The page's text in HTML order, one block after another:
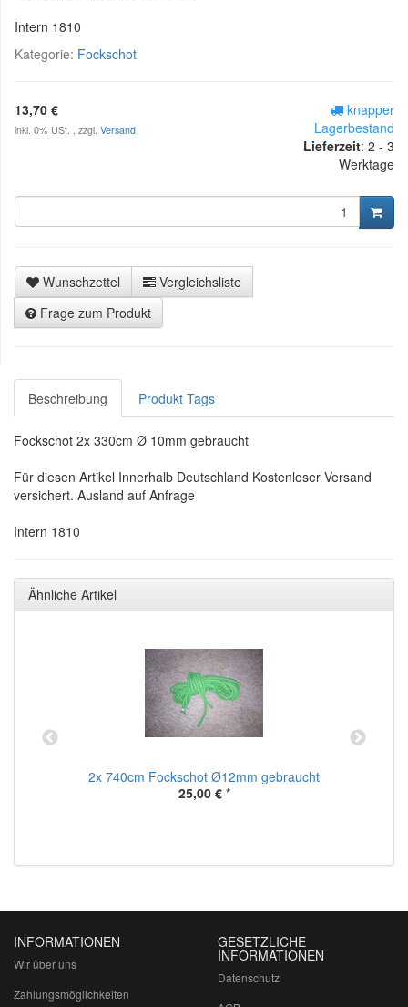
Intern 1810
Kategorie: Fockschot
13,70 €
inkl. 0% USt. , zzgl. Versand
knapper
Lagerbestand
Lieferzeit: 2 - 3
Werktage
Wunschzettel
Vergleichsliste
Frage zum Produkt
Beschreibung Produkt Tags
Fockschot 2x 330cm Ø 10mm gebraucht
Für diesen Artikel Innerhalb Deutschland Kostenloser Versand
versichert. Ausland auf Anfrage
Intern 1810
Ähnliche Artikel
2x 740cm Fockschot Ø12mm gebraucht
25,00 € *
INFORMATIONEN
Wir über uns
Zahlungsmöglichkeiten
GESETZLICHE
INFORMATIONEN
Datenschutz